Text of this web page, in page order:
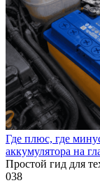
Где плюс, где
аккумулятора на
Простой гид для
038